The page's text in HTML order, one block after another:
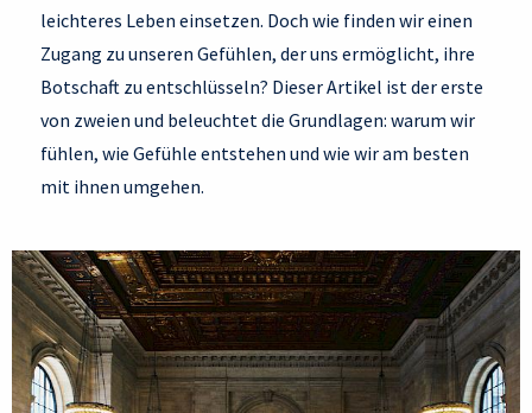
leichteres Leben einsetzen. Doch wie finden wir einen
Zugang zu unseren Gefühlen, der uns ermöglicht, ihre
Botschaft zu entschlüsseln? Dieser Artikel ist der erste
von zweien und beleuchtet die Grundlagen: warum wir
fühlen, wie Gefühle entstehen und wie wir am besten
mit ihnen umgehen.